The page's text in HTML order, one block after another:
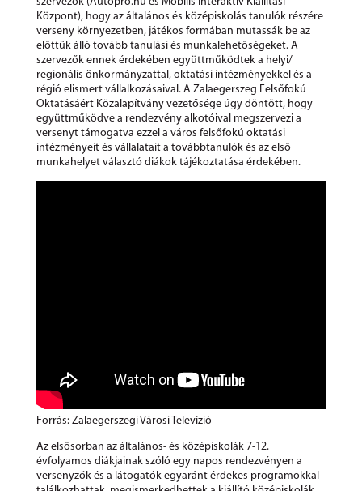
Központ), hogy az általános és középiskolás tanulók részére
verseny környezetben, játékos formában mutassák be az
előttük álló tovább tanulási és munkalehetőségeket. A
szervezők ennek érdekében együttműködtek a helyi/
regionális önkormányzattal, oktatási intézményekkel és a
régió elismert vállalkozásaival. A Zalaegerszeg Felsőfokú
Oktatásáért Közalapítvány vezetősége úgy döntött, hogy
együttműködve a rendezvény alkotóival megszervezi a
versenyt támogatva ezzel a város felsőfokú oktatási
intézményeit és vállalatait a továbbtanulók és az első
munkahelyet választó diákok tájékoztatása érdekében.
Forrás: Zalaegerszegi Városi Televízió
Az elsősorban az általános- és középiskolák 7-12.
évfolyamos diákjainak szóló egy napos rendezvényen a
versenyzők és a látogatók egyaránt érdekes programokkal